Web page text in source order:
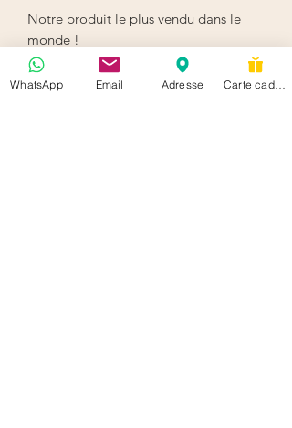
Notre produit le plus vendu dans le
monde !
Ce masque best-seller ultraconcentré
en vitamines est l'allié des peaux
WhatsApp Email Adresse Carte cadeau